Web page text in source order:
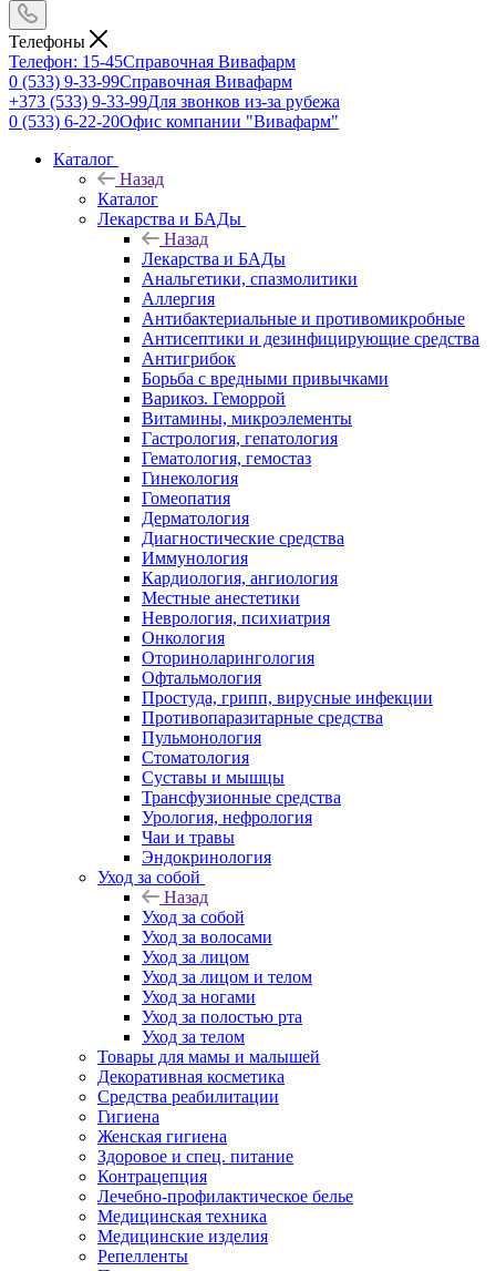
Телефоны
Телефон: 15-45Справочная Вивафарм
0 (533) 9-33-99Справочная Вивафарм
+373 (533) 9-33-99Для звонков из-за рубежа
0 (533) 6-22-20Офис компании "Вивафарм"
Каталог
Назад
Каталог
Лекарства и БАДы
Назад
Лекарства и БАДы
Анальгетики, спазмолитики
Аллергия
Антибактериальные и противомикробные
Антисептики и дезинфицирующие средства
Антигрибок
Борьба с вредными привычками
Варикоз. Геморрой
Витамины, микроэлементы
Гастрология, гепатология
Гематология, гемостаз
Гинекология
Гомеопатия
Дерматология
Диагностические средства
Иммунология
Кардиология, ангиология
Местные анестетики
Неврология, психиатрия
Онкология
Оториноларингология
Офтальмология
Простуда, грипп, вирусные инфекции
Противопаразитарные средства
Пульмонология
Стоматология
Суставы и мышцы
Трансфузионные средства
Урология, нефрология
Чаи и травы
Эндокринология
Уход за собой
Назад
Уход за собой
Уход за волосами
Уход за лицом
Уход за лицом и телом
Уход за ногами
Уход за полостью рта
Уход за телом
Товары для мамы и малышей
Декоративная косметика
Средства реабилитации
Гигиена
Женская гигиена
Здоровое и спец. питание
Контрацепция
Лечебно-профилактическое белье
Медицинская техника
Медицинские изделия
Репелленты